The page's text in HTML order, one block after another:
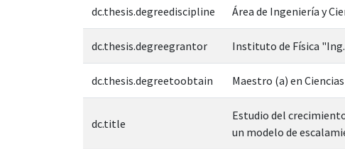
dc.thesis.degreediscipline Área de Ingeniería y
dc.thesis.degreegrantor Instituto de Física
dc.thesis.degreetoobtain Maestro (a) en
dc.title
Estudio del
un modelo de